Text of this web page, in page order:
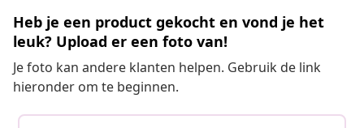
Heb je een product gekocht en vond je het
leuk? Upload er een foto van!
Je foto kan andere klanten helpen. Gebruik de link
hieronder om te beginnen.